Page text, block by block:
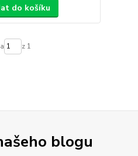
do košíku
z 1
blogu